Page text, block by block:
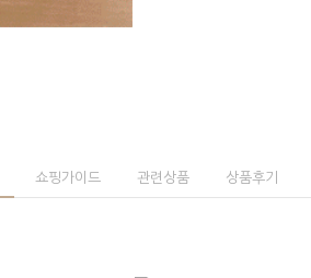
쇼핑가이드 관련상품 상품후기